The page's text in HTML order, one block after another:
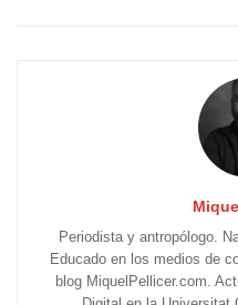
Periodista y antropólogo.
Educado en los medios de
blog MiquelPellicer.com.